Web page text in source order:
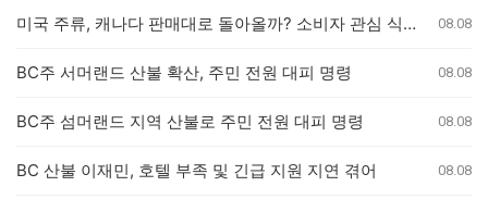
미국 주류, 캐나다 판매대로 돌아올까? 소비자 관심 식었나 08.08
BC주 서머랜드 산불 확산, 주민 전원 대피 명령 08.08
BC주 섬머랜드 지역 산불로 주민 전원 대피 명령 08.08
BC 산불 이재민, 호텔 부족 및 긴급 지원 지연 겪어 08.08